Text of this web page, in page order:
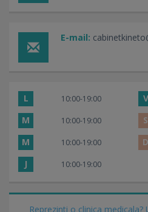
E-mail:
L 10:00-19:00 V
M 10:00-19:00 S
M 10:00-19:00 D
J 10:00-19:00
Reprezinti o clinica